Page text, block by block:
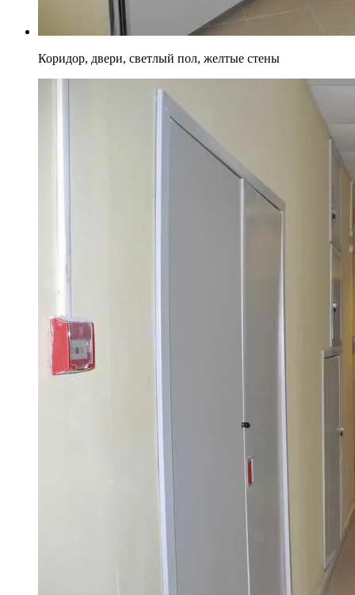
Коридор, двери, светлый пол, желтые стены